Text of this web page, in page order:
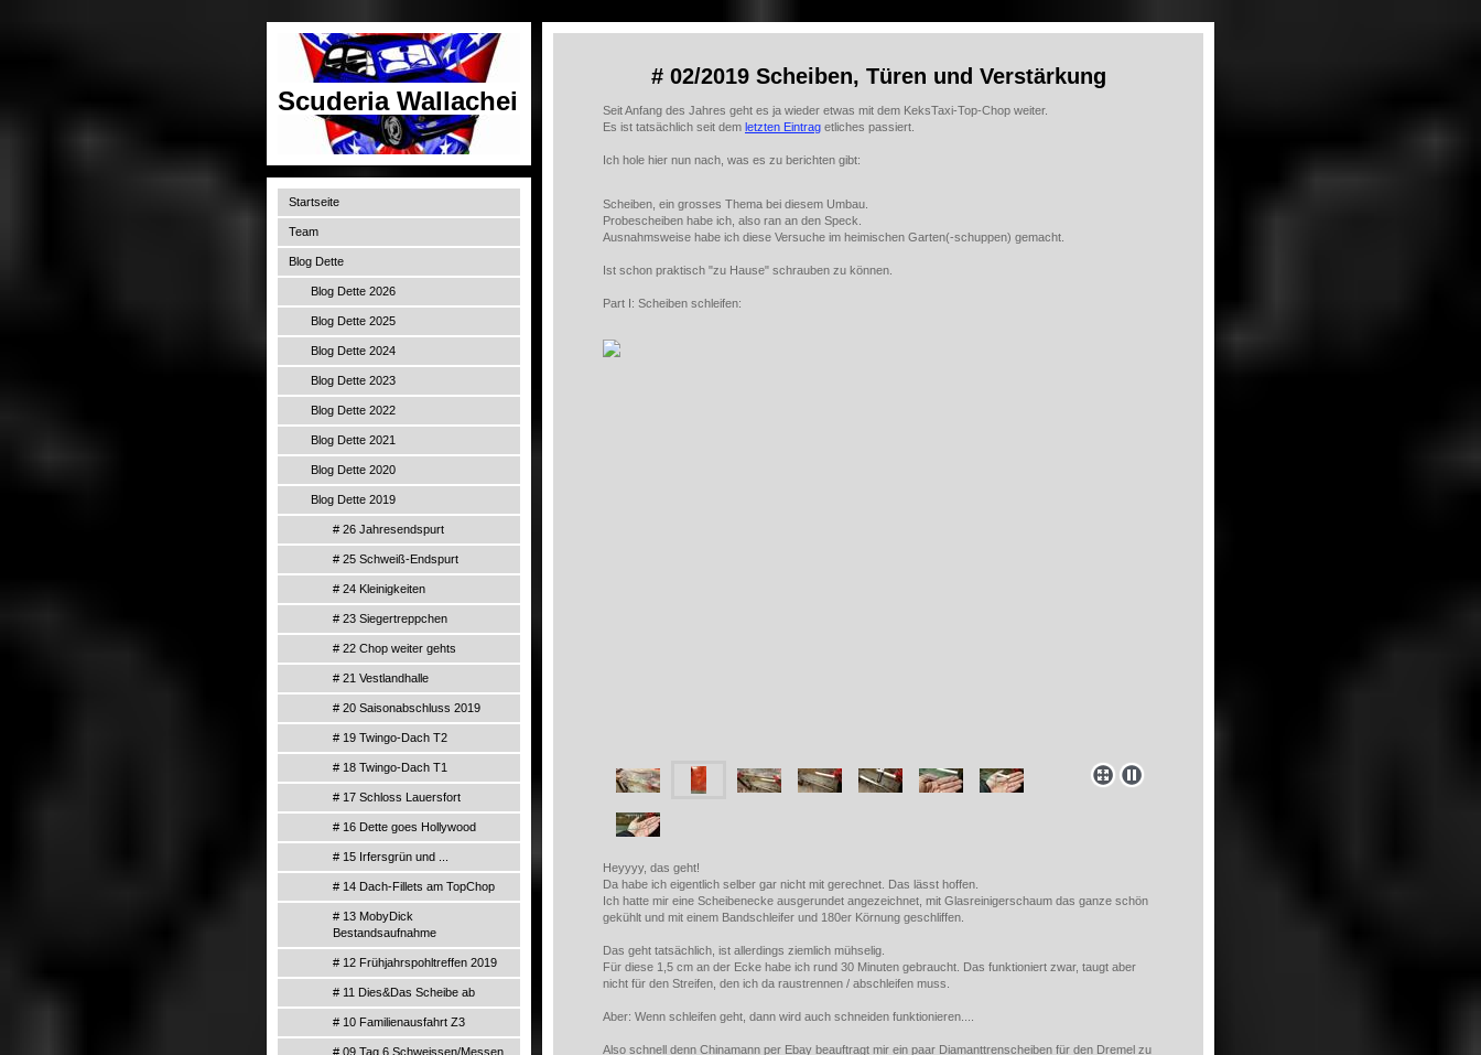
Scuderia Wallachei
Startseite
Team
Blog Dette
Blog Dette 2026
Blog Dette 2025
Blog Dette 2024
Blog Dette 2023
Blog Dette 2022
Blog Dette 2021
Blog Dette 2020
Blog Dette 2019
# 26 Jahresendspurt
# 25 Schweiß-Endspurt
# 24 Kleinigkeiten
# 23 Siegertreppchen
# 22 Chop weiter gehts
# 21 Vestlandhalle
# 20 Saisonabschluss 2019
# 19 Twingo-Dach T2
# 18 Twingo-Dach T1
# 17 Schloss Lauersfort
# 16 Dette goes Hollywood
# 15 Irfersgrün und ...
# 14 Dach-Fillets am TopChop
# 13 MobyDick
Bestandsaufnahme
# 12 Frühjahrspohltreffen 2019
# 11 Dies&Das Scheibe ab
# 10 Familienausfahrt Z3
# 09 Tag 6 Schweissen/Messen
# 02/2019 Scheiben, Türen und Verstärkung
Seit Anfang des Jahres geht es ja wieder etwas mit dem KeksTaxi-Top-Chop weiter.
Es ist tatsächlich seit dem letzten Eintrag etliches passiert.
Ich hole hier nun nach, was es zu berichten gibt:
Scheiben, ein grosses Thema bei diesem Umbau.
Probescheiben habe ich, also ran an den Speck.
Ausnahmsweise habe ich diese Versuche im heimischen Garten(-schuppen) gemacht.
Ist schon praktisch "zu Hause" schrauben zu können.
Part I: Scheiben schleifen:
Heyyyy, das geht!
Da habe ich eigentlich selber gar nicht mit gerechnet. Das lässt hoffen.
Ich hatte mir eine Scheibenecke ausgerundet angezeichnet, mit Glasreinigerschaum das ganze schön
gekühlt und mit einem Bandschleifer und 180er Körnung geschliffen.
Das geht tatsächlich, ist allerdings ziemlich mühselig.
Für diese 1,5 cm an der Ecke habe ich rund 30 Minuten gebraucht. Das funktioniert zwar, taugt aber
nicht für den Streifen, den ich da raustrennen / abschleifen muss.
Aber: Wenn schleifen geht, dann wird auch schneiden funktionieren....
Also schnell denn Chinamann per Ebay beauftragt mir ein paar Diamanttrenscheiben für den Dremel zu